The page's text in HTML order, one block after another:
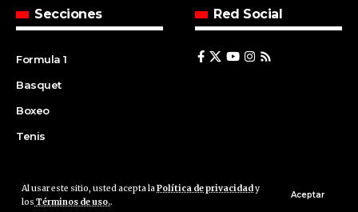
Al usar este sitio, usted acepta laPolítica de privacidady
los Términos de uso..
Aceptar
Secciones
Formula 1
Basquet
Boxeo
Tenis
Red Social
© 2008 | Agencia Cfin.com.ar - Santa Fe - Argentina | All rights